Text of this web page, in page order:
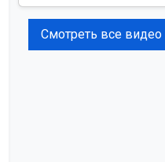
учения на реке Обь
Смотреть все видео